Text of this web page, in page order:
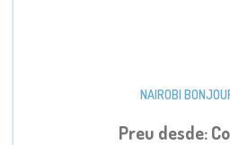
NAIROBI
Preu desde: